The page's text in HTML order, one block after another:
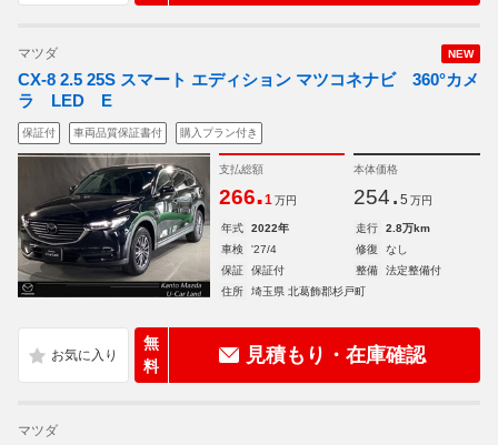
NEW
マツダ
CX-8 2.5 25S スマート エディション マツコネナビ 360°カメ
ラ LED E
保証付 車両品質保証書付 購入プラン付き
支払総額
266.1 万円
本体価格
254. 5 万円
年式 2022年 走行
2.8万km
車検
'27/4 修復
なし
保証
保証付 整備
法定整備付
住所
埼玉県 北葛飾郡杉戸町
無
料
見積もり・在庫確認
マツダ